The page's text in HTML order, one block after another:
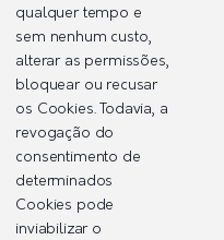
qualquer tempo e
sem nenhum custo,
alterar as permissões,
bloquear ou recusar
os Cookies. Todavia, a
revogação do
consentimento de
determinados
Cookies pode
inviabilizar o